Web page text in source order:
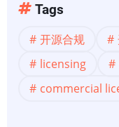
合
规】
Tags
开源合规
licensing
commercial